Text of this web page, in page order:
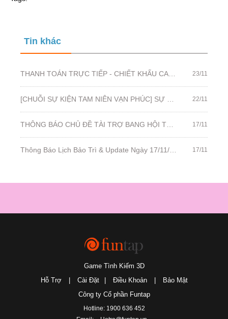
Tin khác
23/11
22/11
17/11
17/11
Game Tình Kiếm 3D
Hỗ Trợ
| Cài Đặt | Điều Khoản |
Bảo Mật
Công ty Cổ phần Funtap
Hotline: 1900 636 452